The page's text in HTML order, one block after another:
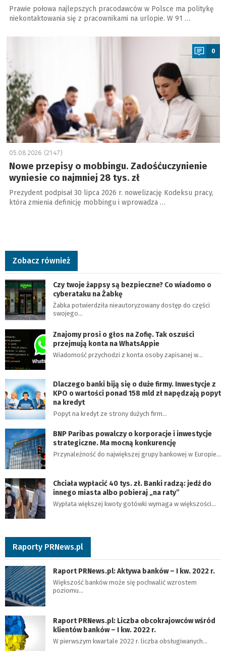
Prawie połowa najlepszych pracodawców w Polsce ma politykę
niekontaktowania się z pracownikami na urlopie. W 91 …
0
05.08.2026 (21:47)
Nowe przepisy o mobbingu. Zadośćuczynienie
wyniesie co najmniej 28 tys. zł
Prezydent podpisał 30 lipca 2026 r. nowelizację Kodeksu pracy,
która zmienia definicję mobbingu i wprowadza …
Zobacz również
Czy twoje żappsy są bezpieczne? Co wiadomo o
cyberataku na Żabkę
Żabka potwierdziła nieautoryzowany dostęp do części
swojego…
Znajomy prosi o głos na Zofię. Tak oszuści
przejmują konta na WhatsAppie
Wiadomość przychodzi z konta osoby zapisanej w…
Dlaczego banki biją się o duże firmy. Inwestycje z
KPO o wartości ponad 158 mld zł napędzają popyt
na kredyt
Popyt na kredyt ze strony dużych firm…
BNP Paribas powalczy o korporacje i inwestycje
strategiczne. Ma mocną konkurencję
Przynależność do największej grupy bankowej w Europie…
Chciała wypłacić 40 tys. zł. Banki radzą: jedź do
innego miasta albo pobieraj „na raty”
Wypłata większej kwoty gotówki wymaga w większości…
Raporty PRNews.pl
Raport PRNews.pl: Aktywa banków – I kw. 2022 r.
Większość banków może się pochwalić wzrostem
poziomu…
Raport PRNews.pl: Liczba obcokrajowców wśród
klientów banków – I kw. 2022 r.
W pierwszym kwartale 2022 r. liczba obsługiwanych…